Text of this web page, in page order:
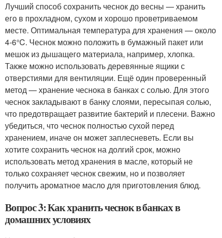
Лучший способ сохранить чеснок до весны — хранить
его в прохладном, сухом и хорошо проветриваемом
месте. Оптимальная температура для хранения — около
4-6°C. Чеснок можно положить в бумажный пакет или
мешок из дышащего материала, например, хлопка.
Также можно использовать деревянные ящики с
отверстиями для вентиляции. Ещё один проверенный
метод — хранение чеснока в банках с солью. Для этого
чеснок закладывают в банку слоями, пересыпая солью,
что предотвращает развитие бактерий и плесени. Важно
убедиться, что чеснок полностью сухой перед
хранением, иначе он может заплесневеть. Если вы
хотите сохранить чеснок на долгий срок, можно
использовать метод хранения в масле, который не
только сохраняет чеснок свежим, но и позволяет
получить ароматное масло для приготовления блюд.
Вопрос 3: Как хранить чеснок в банках в
домашних условиях